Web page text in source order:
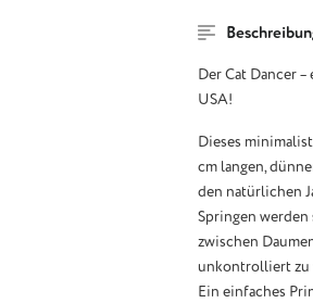
Der Cat Dancer
USA!
Dieses
cm langen,
den natürlichen
Springen
zwischen
unkontrolliert zu
Ein einfaches